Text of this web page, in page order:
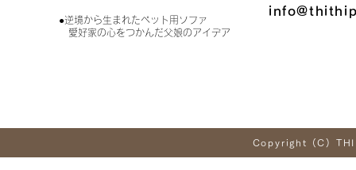
●逆境から生まれたペット用ソファ
愛好家の心をつかんだ父娘のアイデア
Copyright (C)